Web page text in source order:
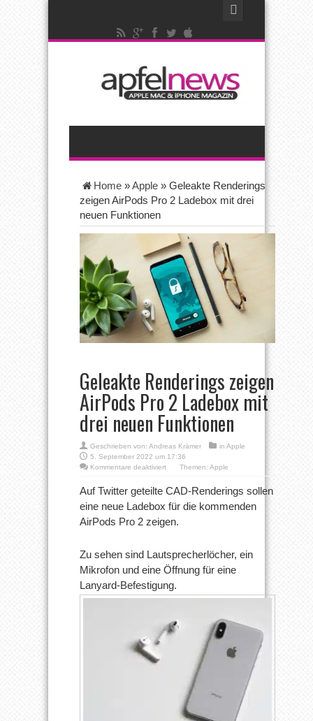
Home »Apple » Geleakte Renderings
zeigen AirPods Pro 2 Ladebox mit drei
neuen Funktionen
Geleakte Renderings zeigen
AirPods Pro 2 Ladebox mit
drei neuen Funktionen
Geschrieben von: Andreas Krämer in Apple
5. September 2022 um 17:36
Kommentare deaktiviertfür
Renderings
zeigen
AirPods
2
drei
neuen
Funktionen
Themen: Apple
Auf Twitter geteilte CAD-Renderings sollen
eine neue Ladebox für die kommenden
AirPods Pro 2 zeigen.
Zu sehen sind Lautsprecherlöcher, ein
Mikrofon und eine Öffnung für eine
Lanyard-Befestigung.